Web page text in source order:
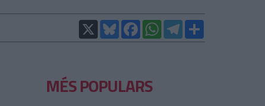
X BlueskyFacebookWhatsAppTelegram
MÉS POPULARS